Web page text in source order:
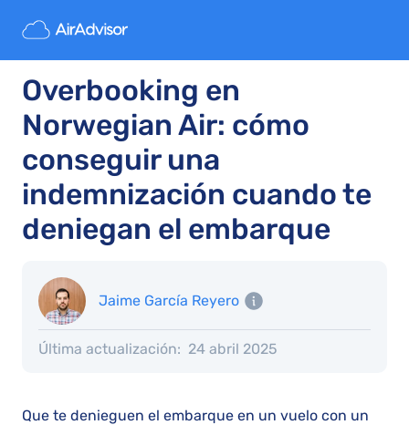
Overbooking en
Norwegian Air: cómo
conseguir una
indemnización cuando te
deniegan el embarque
Jaime García Reyero
Última actualización: 24 abril 2025
Que te denieguen el embarque en un vuelo con un